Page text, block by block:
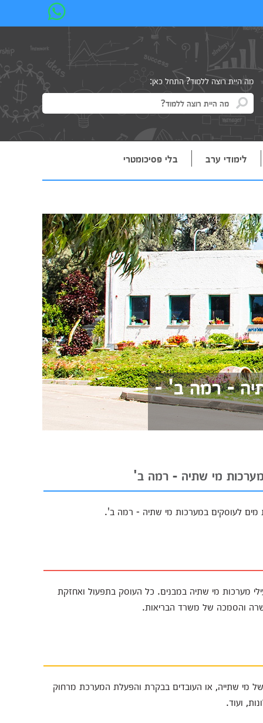
מה היית רוצה ללמוד? התחל כאן:
לימודי ערב בלי פסיכומטרי
- רמה ב' -
מי שתיה - רמה ב'
מים לעוסקים במערכות מי שתיה - רמה ב'.
מערכות מי שתיה במבנים. כל העוסק בתפעול ואחזקת
והסמכה של משרד הבריאות.
מי שתייה, או העובדים בבקרת והפעלת המערכת מרחוק
ועוד.